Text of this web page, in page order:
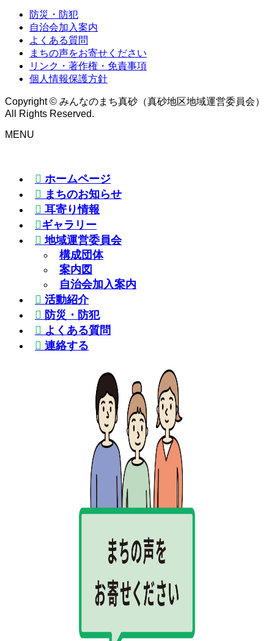
防災・防犯
自治会加入案内
よくある質問
まちの声をお寄せください
リンク・著作権・免責事項
個人情報保護方針
Copyright © みんなのまち真砂（真砂地区地域運営委員会）
All Rights Reserved.
MENU
ホームページ
まちのお知らせ
耳寄り情報
ギャラリー
地域運営委員会
構成団体
案内図
自治会加入案内
活動紹介
防災・防犯
よくある質問
連絡する